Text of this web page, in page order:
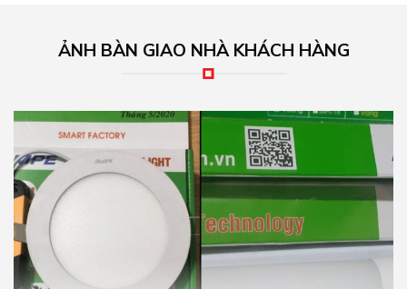
ẢNH BÀN GIAO NHÀ KHÁCH HÀNG